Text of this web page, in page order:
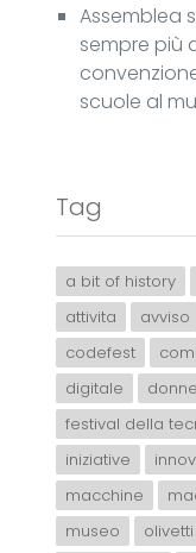
Assemblea
sempre più
scuole al
Tag
a bit of history
attivita
avviso
codefest
digitale
donne
festival della
iniziative
macchine
museo
olivetti